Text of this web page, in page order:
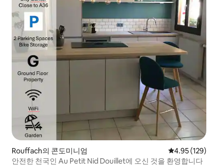
Rouffach의 콘도미니엄 평점 4.95점(5
4.95 (129)
안전한 천국인 Au Petit Nid Douillet에 오신 것을 환영합니다